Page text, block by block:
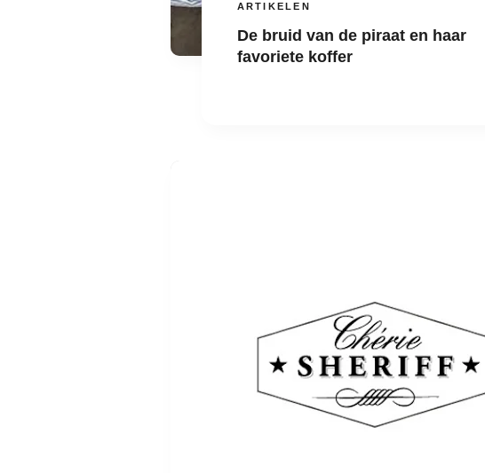
ARTIKELEN
De bruid van de piraat en haar
favoriete koffer